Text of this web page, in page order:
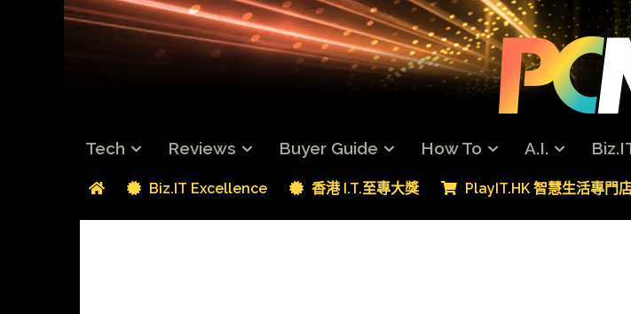
Tech Reviews Buyer Guide How To A.I.
Biz.IT Excellence 香港 I.T.至專大獎 PlayIT.HK 智慧生活專門